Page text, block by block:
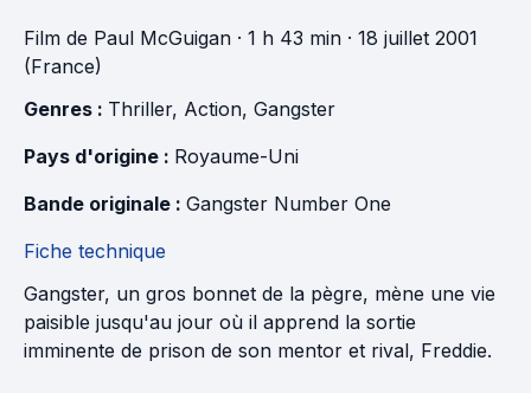
Film de Paul McGuigan · 1 h 43 min · 18 juillet 2001
(France)
Genres : Thriller, Action, Gangster
Pays d'origine : Royaume-Uni
Bande originale : Gangster Number One
Fiche technique
Gangster, un gros bonnet de la pègre, mène une vie
paisible jusqu'au jour où il apprend la sortie
imminente de prison de son mentor et rival, Freddie.